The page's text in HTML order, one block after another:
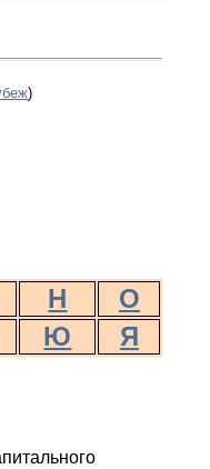
)
Н
О
Ю Я